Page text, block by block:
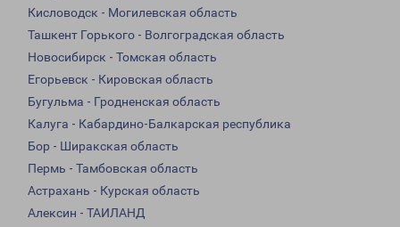
Кисловодск - Могилевская область
Ташкент Горького - Волгоградская область
Новосибирск - Томская область
Егорьевск - Кировская область
Бугульма - Гродненская область
Калуга - Кабардино-Балкарская республика
Бор - Ширакская область
Пермь - Тамбовская область
Астрахань - Курская область
Алексин - ТАИЛАНД